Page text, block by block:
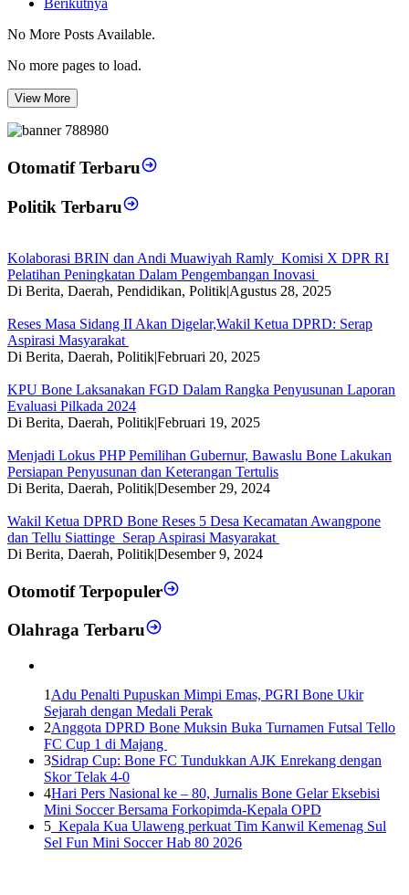
Berikutnya
No More Posts Available.
No more pages to load.
View More
Otomatif Terbaru
Politik Terbaru
Kolaborasi BRIN dan Andi Muawiyah Ramly Komisi X DPR RI
Pelatihan Peningkatan Dalam Pengembangan Inovasi
Di Berita, Daerah, Pendidikan, Politik|Agustus 28, 2025
Reses Masa Sidang II Akan Digelar,Wakil Ketua DPRD: Serap
Aspirasi Masyarakat
Di Berita, Daerah, Politik|Februari 20, 2025
KPU Bone Laksanakan FGD Dalam Rangka Penyusunan Laporan
Evaluasi Pilkada 2024
Di Berita, Daerah, Politik|Februari 19, 2025
Menjadi Lokus PHP Pemilihan Gubernur, Bawaslu Bone Lakukan
Persiapan Penyusunan dan Keterangan Tertulis
Di Berita, Daerah, Politik|Desember 29, 2024
Wakil Ketua DPRD Bone Reses 5 Desa Kecamatan Awangpone
dan Tellu Siattinge Serap Aspirasi Masyarakat
Di Berita, Daerah, Politik|Desember 9, 2024
Otomotif Terpopuler
Olahraga Terbaru
1 Adu Penalti Pupuskan Mimpi Emas, PGRI Bone Ukir
Sejarah dengan Medali Perak
2Anggota DPRD Bone Muksin Buka Turnamen Futsal Tello
FC Cup 1 di Majang
3Sidrap Cup: Bone FC Tundukkan AJK Enrekang dengan
Skor Telak 4-0
4Hari Pers Nasional ke – 80, Jurnalis Bone Gelar Eksebisi
Mini Soccer Bersama Forkopimda-Kepala OPD
5 Kepala Kua Ulaweng perkuat Tim Kanwil Kemenag Sul
Sel Fun Mini Soccer Hab 80 2026